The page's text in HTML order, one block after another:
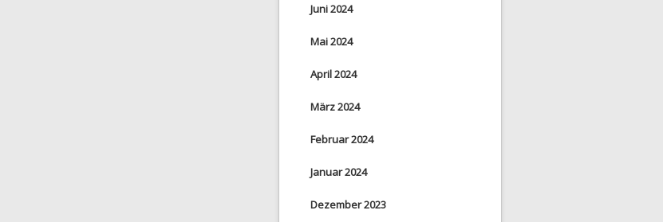
Juni 2024
Mai 2024
April 2024
März 2024
Februar 2024
Januar 2024
Dezember 2023